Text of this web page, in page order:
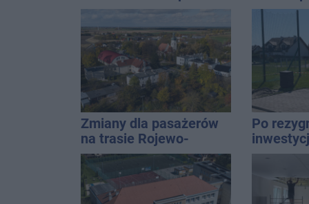
jazdy na trzy miesiące
naszym
Zmiany dla pasażerów
na trasie Rojewo-
Inowrocław
Po
do